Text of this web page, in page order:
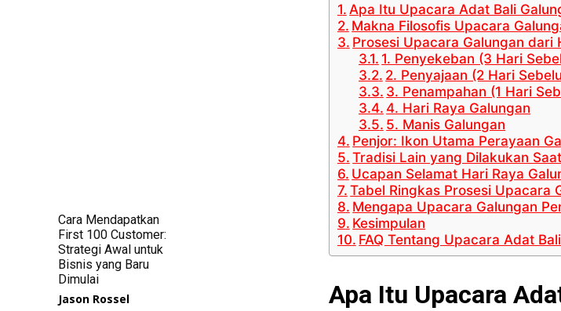
Cara Mendapatkan
First 100 Customer:
Strategi Awal untuk
Bisnis yang Baru
Dimulai
Jason Rossel
Apa Itu Upacara Adat Bali
Makna Filosofis Upacara
Prosesi Upacara Galungan dari
1. Penyekeban (3 Hari
2. Penyajaan (2 Hari
3. Penampahan (1 Hari
4. Hari Raya Galungan
5. Manis Galungan
Penjor: Ikon Utama Perayaan
Tradisi Lain yang Dilakukan
Ucapan Selamat Hari Raya
Tabel Ringkas Prosesi Upacara
Mengapa Upacara Galungan
Kesimpulan
FAQ Tentang Upacara Adat
Apa Itu Upacara